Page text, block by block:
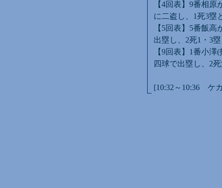
【4回表】9番相
に二盗し、1死3塁
【5回表】5番飯
出塁し、2死1・3
【9回表】1番小
四球で出塁し、2
[10:32～10:36 ケ